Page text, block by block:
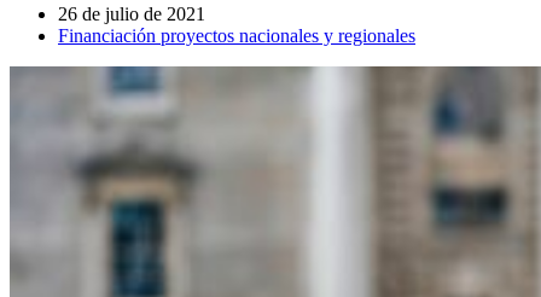
26 de julio de 2021
Financiación proyectos nacionales y regionales